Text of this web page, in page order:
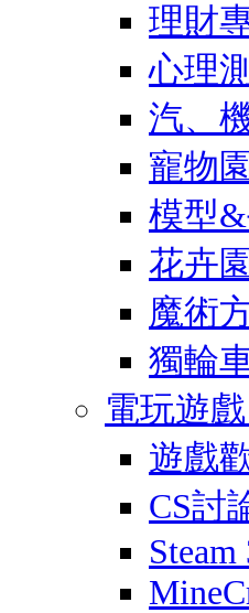
理財
心理
汽、
寵物
模型
花卉
魔術
獨輪
電玩遊戲
遊戲
CS討
Steam